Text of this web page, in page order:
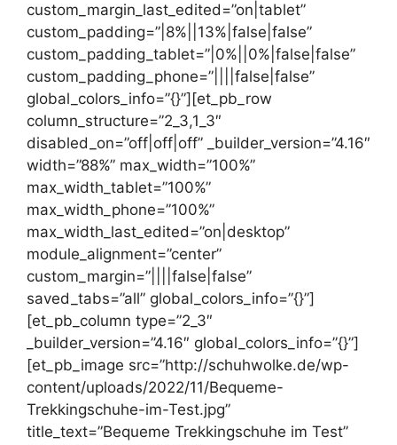
custom_margin_last_edited=”on|tablet”
custom_padding=”|8%||13%|false|false”
custom_padding_tablet=”|0%||0%|false|false”
custom_padding_phone=”||||false|false”
global_colors_info=”{}”][et_pb_row
column_structure=”2_3,1_3″
disabled_on=”off|off|off” _builder_version=”4.16″
width=”88%” max_width=”100%”
max_width_tablet=”100%”
max_width_phone=”100%”
max_width_last_edited=”on|desktop”
module_alignment=”center”
custom_margin=”||||false|false”
saved_tabs=”all” global_colors_info=”{}”]
[et_pb_column type=”2_3″
_builder_version=”4.16″ global_colors_info=”{}”]
[et_pb_image src=”http://schuhwolke.de/wp-
content/uploads/2022/11/Bequeme-
Trekkingschuhe-im-Test.jpg”
title_text=”Bequeme Trekkingschuhe im Test”